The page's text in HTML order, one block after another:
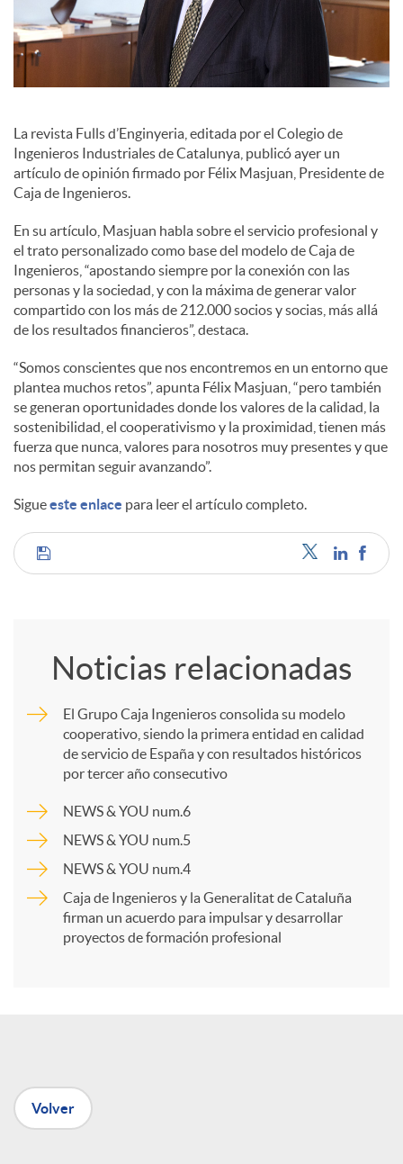
d
e
c
o
n
t
e
n
i
d
s
La revista Fulls d’Enginyeria, editada por el Colegio de
Ingenieros Industriales de Catalunya, publicó ayer un
artículo de opinión firmado por Félix Masjuan, Presidente de
Caja de Ingenieros.
En su artículo, Masjuan habla sobre el servicio profesional y
el trato personalizado como base del modelo de Caja de
Ingenieros, “apostando siempre por la conexión con las
personas y la sociedad, y con la máxima de generar valor
compartido con los más de 212.000 socios y socias, más allá
de los resultados financieros”, destaca.
“Somos conscientes que nos encontremos en un entorno que
plantea muchos retos”, apunta Félix Masjuan, “pero también
se generan oportunidades donde los valores de la calidad, la
sostenibilidad, el cooperativismo y la proximidad, tienen más
fuerza que nunca, valores para nosotros muy presentes y que
nos permitan seguir avanzando”.
Sigueeste enlace para leer el artículo completo.
C
a
r
e
Noticias relacionadas
El Grupo Caja Ingenieros consolida su modelo
cooperativo, siendo la primera entidad en calidad
de servicio de España y con resultados históricos
por tercer año consecutivo
NEWS & YOU num.6
NEWS & YOU num.5
NEWS & YOU num.4
Caja de Ingenieros y la Generalitat de Cataluña
firman un acuerdo para impulsar y desarrollar
proyectos de formación profesional
Volver